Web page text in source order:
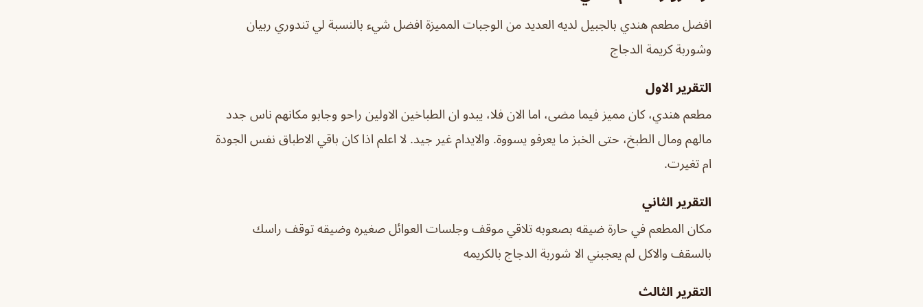
افضل مطعم هندي بالجبيل لديه العديد من الوجبات المميزة افضل شيء بالنسبة لي تندوري ربيان
وشوربة كريمة الدجاج
التقرير الاول
مطعم هندي، كان مميز فيما مضى، اما الان فلا، يبدو ان الطباخين الاولين راحو وجابو مكانهم ناس جدد
مالهم ومال الطبخ، حتى الخبز ما يعرفو يسووة. والايدام غير جيد. لا اعلم اذا كان باقي الاطباق نفس الجودة
ام تغيرت.
التقرير الثاني
مكان المطعم في حارة ضيقه بصعوبه تلاقي موقف وجلسات العوائل صغيره وضيقه توقف راسك
بالسقف والاكل لم يعجبني الا شوربة الدجاج بالكريمه
التقرير الثالث